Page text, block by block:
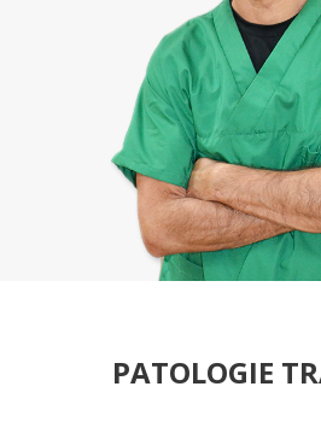
PATOLOGIE